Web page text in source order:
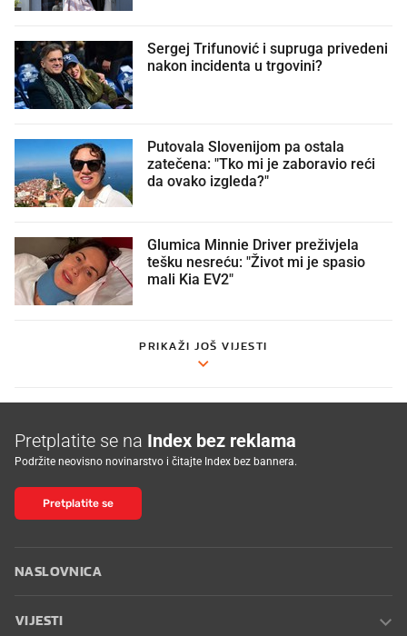
Sergej Trifunović i supruga privedeni
nakon incidenta u trgovini?
Putovala Slovenijom pa ostala
zatečena: "Tko mi je zaboravio reći
da ovako izgleda?"
Glumica Minnie Driver preživjela
tešku nesreću: "Život mi je spasio
mali Kia EV2"
PRIKAŽI JOŠ VIJESTI
Pretplatite se na Index bez reklama
Podržite neovisno novinarstvo i čitajte Index bez bannera.
Pretplatite se
NASLOVNICA
VIJESTI